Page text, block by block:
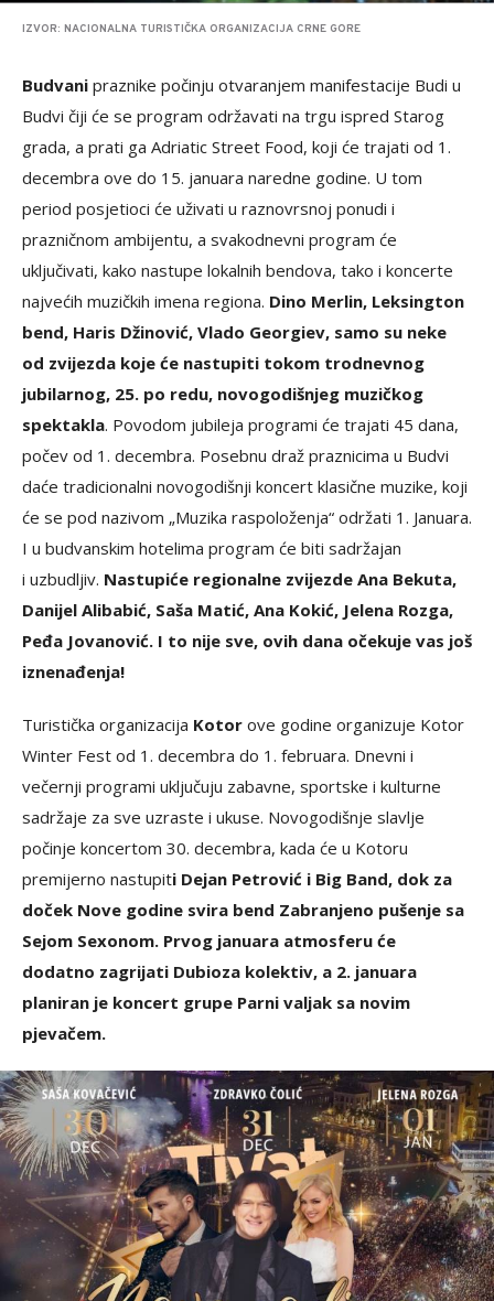
IZVOR: NACIONALNA TURISTIČKA ORGANIZACIJA CRNE GORE
Budvani praznike počinju otvaranjem manifestacije Budi u
Budvi čiji će se program održavati na trgu ispred Starog
grada, a prati ga Adriatic Street Food, koji će trajati od 1.
decembra ove do 15. januara naredne godine. U tom
period posjetioci će uživati u raznovrsnoj ponudi i
prazničnom ambijentu, a svakodnevni program će
uključivati, kako nastupe lokalnih bendova, tako i koncerte
najvećih muzičkih imena regiona. Dino Merlin, Leksington
bend, Haris Džinović, Vlado Georgiev, samo su neke
od zvijezda koje će nastupiti tokom trodnevnog
jubilarnog, 25. po redu, novogodišnjeg muzičkog
spektakla. Povodom jubileja programi će trajati 45 dana,
počev od 1. decembra. Posebnu draž praznicima u Budvi
daće tradicionalni novogodišnji koncert klasične muzike, koji
će se pod nazivom „Muzika raspoloženja“ održati 1. Januara.
I u budvanskim hotelima program će biti sadržajan
i uzbudljiv. Nastupiće regionalne zvijezde Ana Bekuta,
Danijel Alibabić, Saša Matić, Ana Kokić, Jelena Rozga,
Peđa Jovanović. I to nije sve, ovih dana očekuje vas još
iznenađenja!
Turistička organizacija Kotor ove godine organizuje Kotor
Winter Fest od 1. decembra do 1. februara. Dnevni i
večernji programi uključuju zabavne, sportske i kulturne
sadržaje za sve uzraste i ukuse. Novogodišnje slavlje
počinje koncertom 30. decembra, kada će u Kotoru
premijerno nastupiti Dejan Petrović i Big Band, dok za
doček Nove godine svira bend Zabranjeno pušenje sa
Sejom Sexonom. Prvog januara atmosferu će
dodatno zagrijati Dubioza kolektiv, a 2. januara
planiran je koncert grupe Parni valjak sa novim
pjevačem.